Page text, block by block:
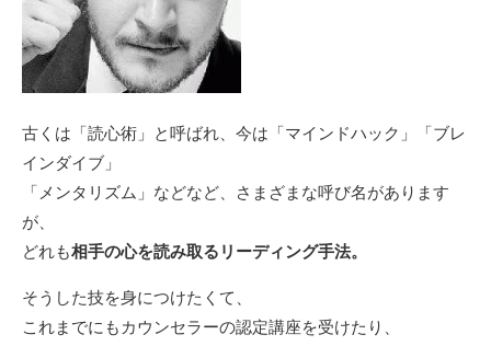
古くは「読心術」と呼ばれ、今は「マインドハック」「ブレ
インダイブ」
「メンタリズム」などなど、さまざまな呼び名があります
が、
どれも相手の心を読み取るリーディング手法。
そうした技を身につけたくて、
これまでにもカウンセラーの認定講座を受けたり、